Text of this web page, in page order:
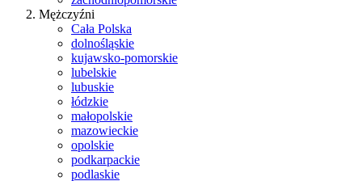
Mężczyźni
Cała Polska
dolnośląskie
kujawsko-pomorskie
lubelskie
lubuskie
łódzkie
małopolskie
mazowieckie
opolskie
podkarpackie
podlaskie